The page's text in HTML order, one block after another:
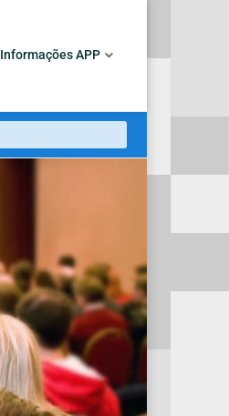
Informações APP